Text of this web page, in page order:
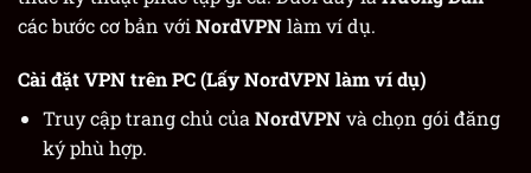
các bước cơ bản với NordVPNlàm ví dụ.
Cài đặt VPN trên PC (Lấy NordVPN làm ví dụ)
Truy cập trang chủ củaNordVPNvà chọn gói đăng
ký phù hợp.